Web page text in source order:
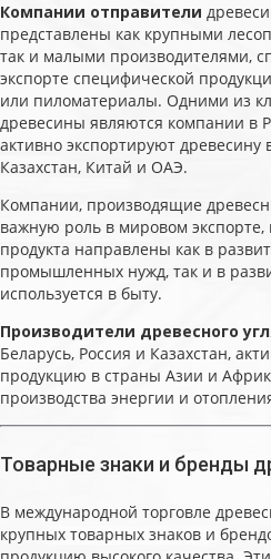
Компании отправители
представлены как крупными
так и малыми производителями,
экспорте специфической
или пиломатериалы. Одними из
древесины являются компании в
активно экспортируют древесину
Казахстан, Китай и ОАЭ.
Компании, производящие
важную роль в мировом экспорте,
продукта направлены как в
промышленных нужд, так и в
используется в быту.
Производители древесного
Беларусь, Россия и Казахстан,
продукцию в страны Азии и
производства энергии и
Товарные знаки и бренды
В международной торговле
крупных товарных знаков и